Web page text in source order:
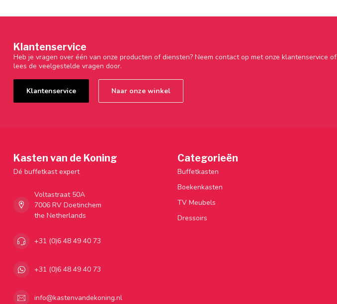
Klantenservice
Heb je vragen over één van onze producten of diensten? Neem contact op met onze klantenservice of
lees de veelgestelde vragen door.
Klantenservice Naar onze winkel
Kasten van de Koning
Dé buffetkast expert
Voltastraat 50A
7006 RV Doetinchem
the Netherlands
+31 (0)6 48 49 40 73
+31 (0)6 48 49 40 73
info@kastenvandekoning.nl
Categorieën
Buffetkasten
Boekenkasten
TV Meubels
Dressoirs